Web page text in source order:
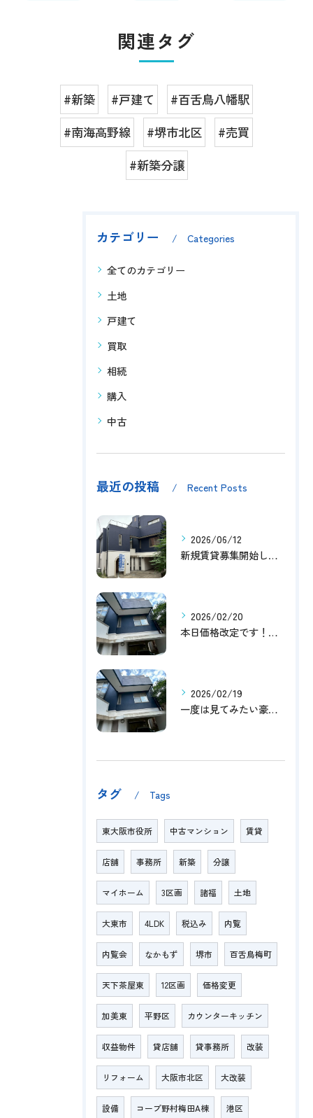
関連タグ
#新築 #戸建て
#百舌鳥八幡駅
#南海高野線
#堺市北区
#売買
#新築分譲
カテゴリー Categories
全てのカテゴリー
土地
戸建て
買取
相続
購入
中古
最近の投稿 Recent Posts
2026/06/12
新規賃貸募集開始しました！
2026/02/20
本日価格改定です！！このチャンスお見逃しなく！！！
2026/02/19
一度は見てみたい豪邸！！内覧受付中です～☆
タグ Tags
東大阪市役所 中古マンション 賃貸
店舗 事務所 新築 分譲
マイホーム 3区画 諸福 土地
大東市 4LDK 税込み 内覧
内覧会 なかもず 堺市 百舌鳥梅町
天下茶屋東 12区画 価格変更
加美東 平野区 カウンターキッチン
収益物件 貸店舗 貸事務所 改装
リフォーム 大阪市北区 大改装
設備 コープ野村梅田A棟 港区